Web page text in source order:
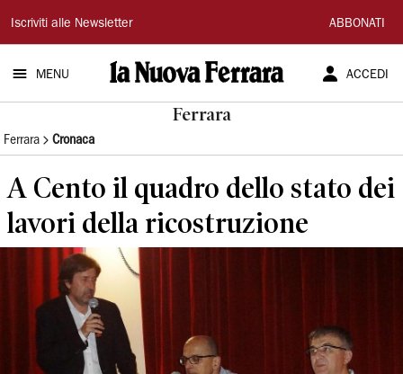
La
Nuova
Ferrara
Iscriviti alle Newsletter ABBONATI
MENU ACCEDI
Ferrara
Ferrara Cronaca
A Cento il quadro dello stato dei
lavori della ricostruzione